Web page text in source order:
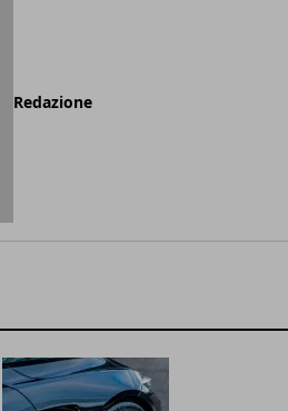
Redazione